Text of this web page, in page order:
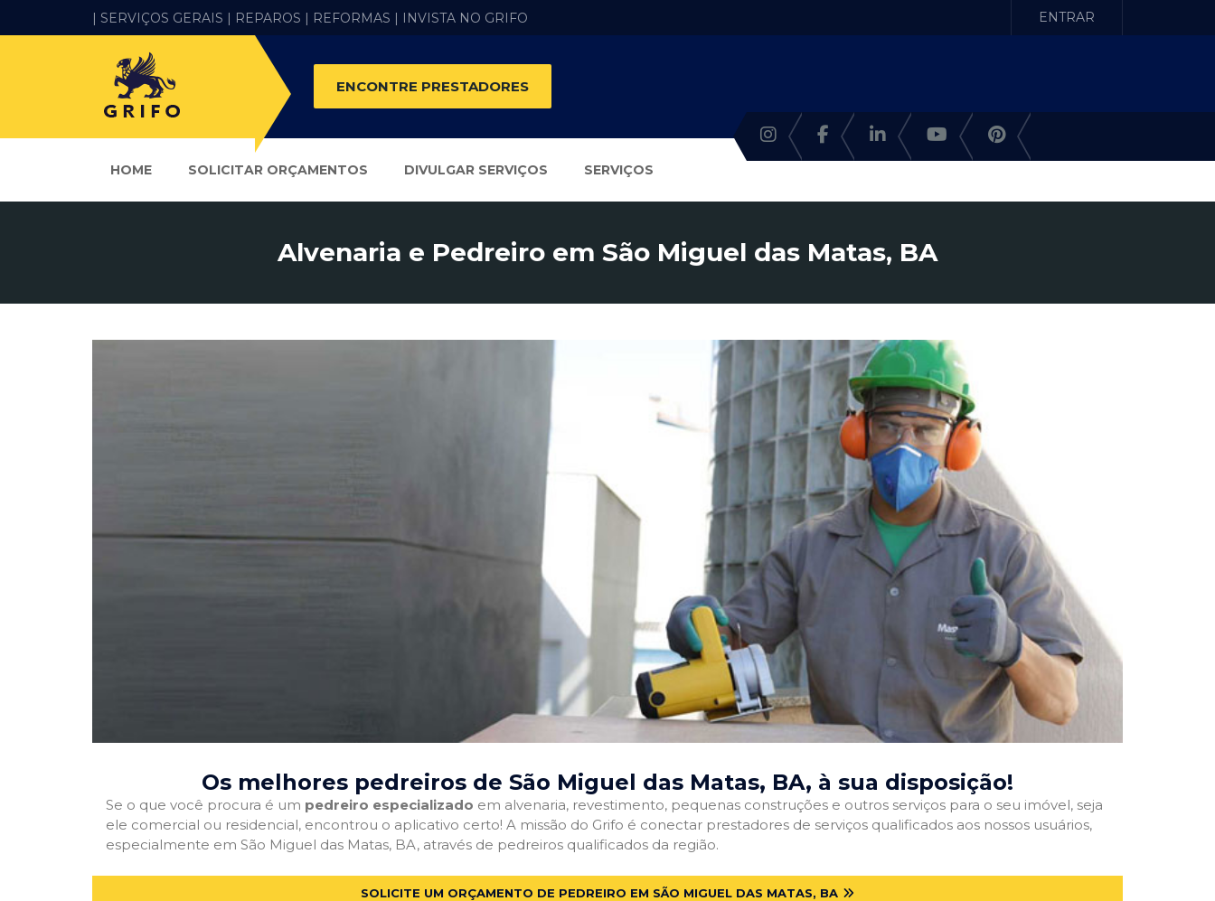
| SERVIÇOS GERAIS | REPAROS | REFORMAS | INVISTA NO GRIFO ENTRAR
ENCONTRE PRESTADORES
HOME SOLICITAR ORÇAMENTOS DIVULGAR SERVIÇOS SERVIÇOS
Alvenaria e Pedreiro em São Miguel das Matas, BA
Os melhores pedreiros de São Miguel das Matas, BA, à sua disposição!
Se o que você procura é um pedreiro especializado em alvenaria, revestimento, pequenas construções e outros serviços para o seu imóvel, seja
ele comercial ou residencial, encontrou o aplicativo certo! A missão do Grifo é conectar prestadores de serviços qualificados aos nossos usuários,
especialmente em São Miguel das Matas, BA, através de pedreiros qualificados da região.
SOLICITE UM ORÇAMENTO DE PEDREIRO EM SÃO MIGUEL DAS MATAS, BA